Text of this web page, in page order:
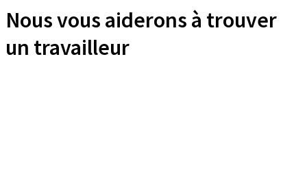
Nous vous aiderons à trouver
un travailleur